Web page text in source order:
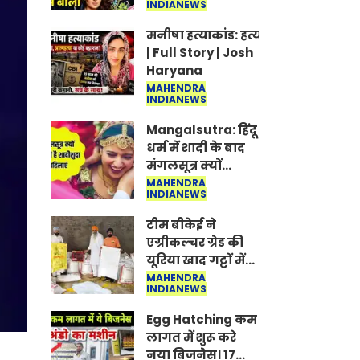
Jantar-Mantar |
CJP protest
INDIANEWS
मनीषा हत्याकांड: हत्या, आत्महत्या या
| Full Story | Josh
Haryana
MAHENDRA
INDIANEWS
Mangalsutra: हिंदू
धर्म में शादी के बाद
मंगलसूत्र क्यों
पहनती है महिलाएं,
किसने शुरु की ये
परंपरा
MAHENDRA
INDIANEWS
टीम बीकेई ने
एग्रीकल्चर ग्रेड की
यूरिया खाद गट्टों में
बदलकर टेक्निकल
ग्रेड में बेचने वालों पर
करवाई कार्रवाई:
लखविंदर सिंह
औलख
MAHENDRA
INDIANEWS
Egg Hatching कम
लागत में शुरू करे
नया बिजनेस। 17